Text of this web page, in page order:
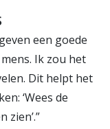
een goede
Ik zou het
Dit helpt het
‘Wees de
zien’.”